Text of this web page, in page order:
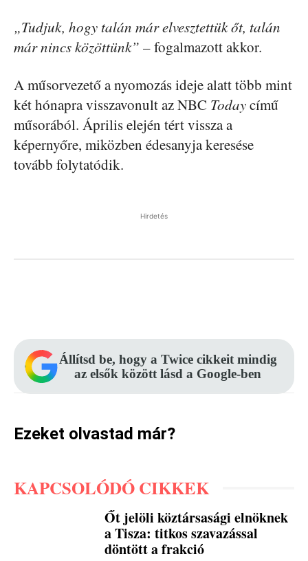
„Tudjuk, hogy talán már elvesztettük őt, talán
már nincs közöttünk” – fogalmazott akkor.
A műsorvezető a nyomozás ideje alatt több mint
két hónapra visszavonult az NBC Todaycímű
műsorából. Április elején tért vissza a
képernyőre, miközben édesanyja keresése
tovább folytatódik.
Hirdetés
Állítsd be, hogy a Twice cikkeit mindig
az elsők között lásd a Google-ben
Ezeket olvastad már?
KAPCSOLÓDÓ CIKKEK
Őt jelöli köztársasági elnöknek
a Tisza: titkos szavazással
döntött a frakció